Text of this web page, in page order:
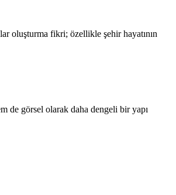
oluşturma fikri; özellikle şehir hayatının
de görsel olarak daha dengeli bir yapı